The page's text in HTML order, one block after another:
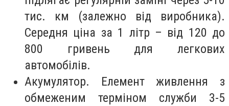
тис. км (залежно від виробника).
Середня ціна за 1 літр – від 120 до
800 гривень для легкових
автомобілів.
Акумулятор. Елемент живлення з
обмеженим терміном служби 3-5